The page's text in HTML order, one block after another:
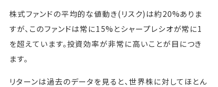
株式ファンドの平均的な値動き(リスク)は約20%ありま
すが、このファンドは常に15%とシャープレシオが常に1
を超えています。投資効率が非常に高いことが目につき
ます。
リターンは過去のデータを見ると、世界株に対してほとん